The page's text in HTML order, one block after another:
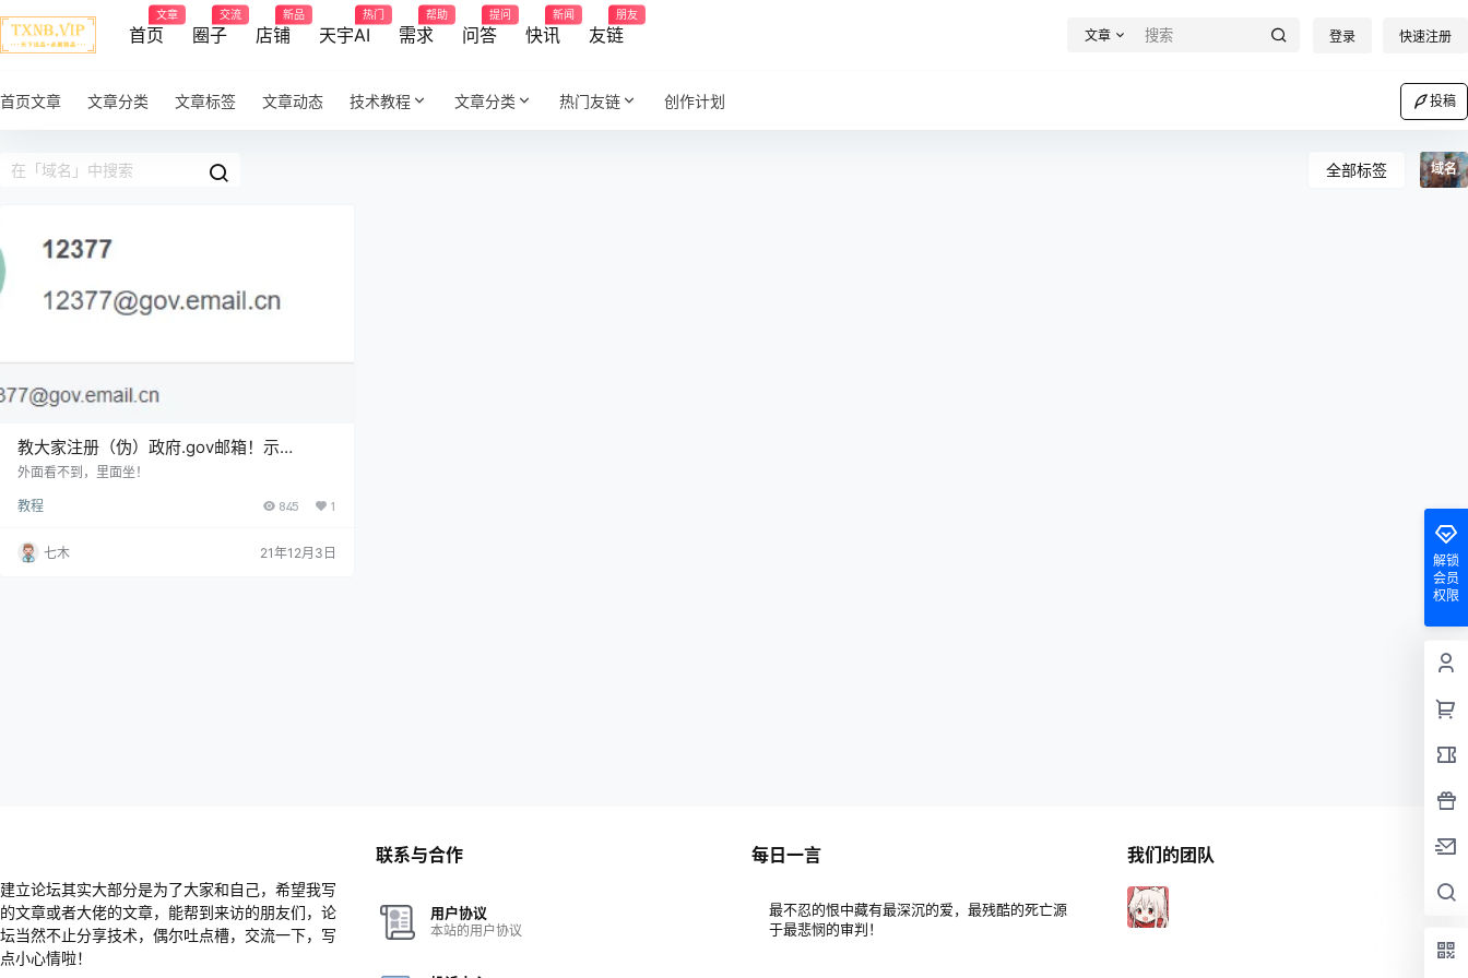
首页
文章
圈子
交流
店铺
新品
天宇AI
热门
需求
帮助
问答
提问
快讯
新闻
友链
朋友
文章 登录 快速注册
首页文章 文章分类 文章标签 文章动态 技术教程 文章分类 热门友链 创作计划 投稿
全部标签 域名
教大家注册（伪）政府.gov邮箱！示
例:12377@gov.email.cn
外面看不到，里面坐！
教程 845 1
七木 21年12月3日
解锁
会员
权限
建立论坛其实大部分是为了大家和自己，希望我写
的文章或者大佬的文章，能帮到来访的朋友们，论
坛当然不止分享技术，偶尔吐点槽，交流一下，写
点小心情啦！
联系与合作
用户协议
本站的用户协议
每日一言
最不忍的恨中藏有最深沉的爱，最残酷的死亡源
于最悲悯的审判！
我们的团队